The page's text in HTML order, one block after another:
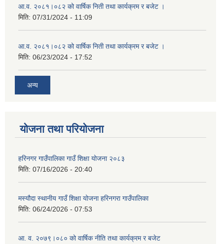
आ.व. २०८१।०८२ को वार्षिक निती तथा कार्यक्रम र बजेट ।
मिति: 07/31/2024 - 11:09
आ.व. २०८१।०८२ को वार्षिक निती तथा कार्यक्रम र बजेट ।
मिति: 06/23/2024 - 17:52
अन्य
योजना तथा परियोजना
हरिनगर गाउँपालिका गाउँ शिक्षा योजना २०८३
मिति: 07/16/2026 - 20:40
मस्यौदा स्थानीय गाउँ शिक्षा योजना हरिनगरा गाउँपालिका
मिति: 06/24/2026 - 07:53
आ. व. २०७९।०८० को वार्षिक नीति तथा कार्यक्रम र बजेट